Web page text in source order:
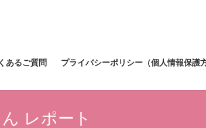
あるご質問 プライバシーポリシー（個人情報保護方
レポート